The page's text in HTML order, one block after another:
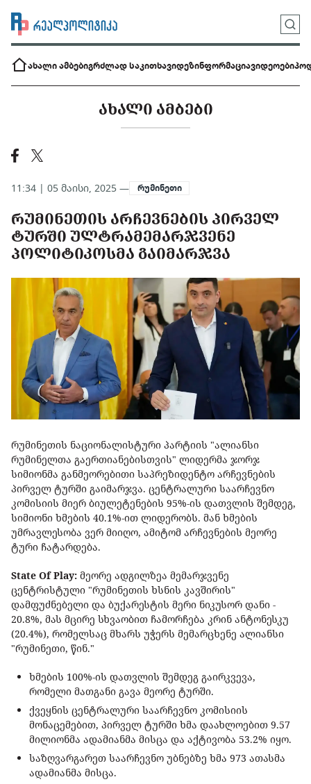
ახალი ამბებიგრძლად საკითხავიდეზინფორმაციავიდეოები
ᲐᲮᲐᲚᲘ ᲐᲛᲑᲔᲑᲘ
11:34 | 05 მაისი, 2025 — რუმინეთი
ᲠᲣᲛᲘᲜᲔᲗᲘᲡ ᲐᲠᲩᲔᲕᲜᲔᲑᲘᲡ ᲞᲘᲠᲕᲔᲚ
ᲢᲣᲠᲨᲘ ᲣᲚᲢᲠᲐᲛᲔᲛᲐᲠᲯᲕᲔᲜᲔ
ᲞᲝᲚᲘᲢᲘᲙᲝᲡᲛᲐ ᲒᲐᲘᲛᲐᲠᲯᲕᲐ
რუმინეთის ნაციონალისტური პარტიის "ალიანსი
რუმინელთა გაერთიანებისთვის" ლიდერმა ჯორჯ
სიმიონმა განმეორებითი საპრეზიდენტო არჩევნების
პირველ ტურში გაიმარჯვა. ცენტრალური საარჩევნო
კომისიის მიერ ბიულეტენების 95%-ის დათვლის შემდეგ,
სიმიონი ხმების 40.1%-ით ლიდერობს. მან ხმების
უმრავლესობა ვერ მიიღო, ამიტომ არჩევნების მეორე
ტური ჩატარდება.
State Of Play: მეორე ადგილზეა მემარჯვენე
ცენტრისტული "რუმინეთის ხსნის კავშირის"
დამფუძნებელი და ბუქარესტის მერი ნიკუსორ დანი -
20.8%, მას მცირე სხვაობით ჩამორჩება კრინ ანტონესკუ
(20.4%), რომელსაც მხარს უჭერს მემარცხენე ალიანსი
"რუმინეთი, წინ."
ხმების 100%-ის დათვლის შემდეგ გაირკვევა,
რომელი მათგანი გავა მეორე ტურში.
ქვეყნის ცენტრალური საარჩევნო კომისიის
მონაცემებით, პირველ ტურში ხმა დაახლოებით 9.57
მილიონმა ადამიანმა მისცა და აქტივობა 53.2% იყო.
საზღვარგარეთ საარჩევნო უბნებზე ხმა 973 ათასმა
ადამიანმა მისცა.